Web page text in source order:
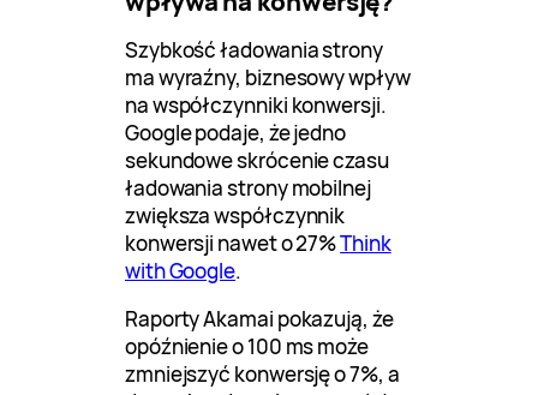
Szybkość ładowania strony
ma wyraźny, biznesowy wpływ
na współczynniki konwersji.
Google podaje, że jedno
sekundowe skrócenie czasu
ładowania strony mobilnej
zwiększa współczynnik
konwersji nawet o 27%Think
with Google.
Raporty Akamai pokazują, że
opóźnienie o 100 ms może
zmniejszyć konwersję o 7%, a